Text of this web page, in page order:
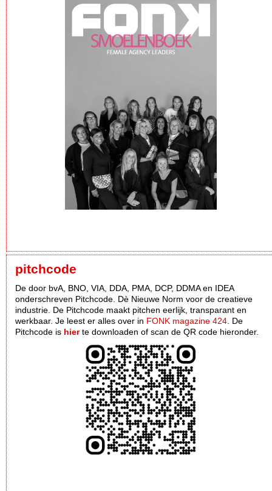
pitchcode
De door bvA, BNO, VIA, DDA, PMA, DCP, DDMA en IDEA
onderschreven Pitchcode. Dè Nieuwe Norm voor de creatieve
industrie. De Pitchcode maakt pitchen eerlijk, transparant en
werkbaar. Je leest er alles over in FONK magazine 424 . De
Pitchcode is hierte downloaden of scan de QR code hieronder.